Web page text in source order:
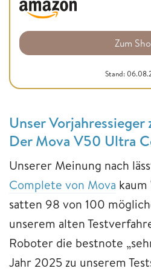
Zum
Stand:
Unser
Der Mova V50 Ultra
Unserer Meinung nach
Complete von Mova
satten 98 von 100
unserem alten
Roboter die bestnote
Jahr 2025 zu unserem